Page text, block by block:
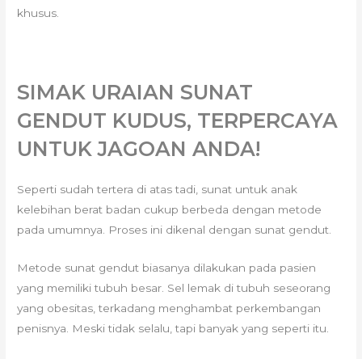
khusus.
SIMAK URAIAN SUNAT
GENDUT KUDUS, TERPERCAYA
UNTUK JAGOAN ANDA!
Seperti sudah tertera di atas tadi, sunat untuk anak
kelebihan berat badan cukup berbeda dengan metode
pada umumnya. Proses ini dikenal dengan sunat gendut.
Metode sunat gendut biasanya dilakukan pada pasien
yang memiliki tubuh besar. Sel lemak di tubuh seseorang
yang obesitas, terkadang menghambat perkembangan
penisnya. Meski tidak selalu, tapi banyak yang seperti itu.